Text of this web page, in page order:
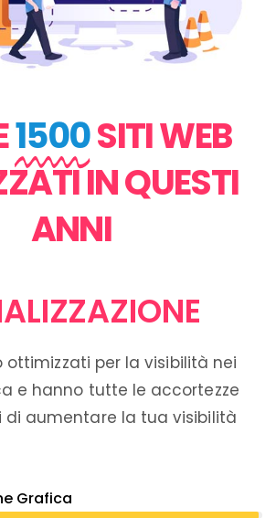
1500SITI WEB
IN QUESTI
ANNI
ottimizzati per la visibilità nei
e hanno tutte le accortezze
di aumentare la tua visibilità
Grafica